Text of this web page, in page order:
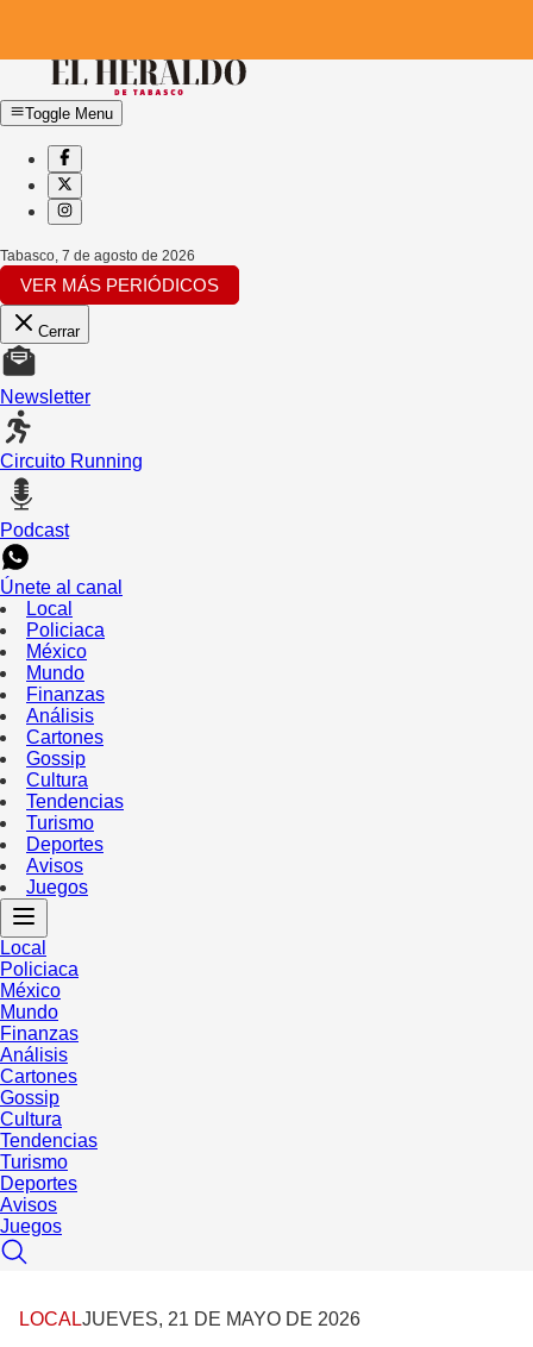
Toggle Menu
Tabasco, 7 de agosto de 2026
VER MÁS PERIÓDICOS
Cerrar
Newsletter
Circuito Running
Podcast
Únete al canal
Local
Policiaca
México
Mundo
Finanzas
Análisis
Cartones
Gossip
Cultura
Tendencias
Turismo
Deportes
Avisos
Juegos
Local
Policiaca
México
Mundo
Finanzas
Análisis
Cartones
Gossip
Cultura
Tendencias
Turismo
Deportes
Avisos
Juegos
LOCALJUEVES, 21 DE MAYO DE 2026